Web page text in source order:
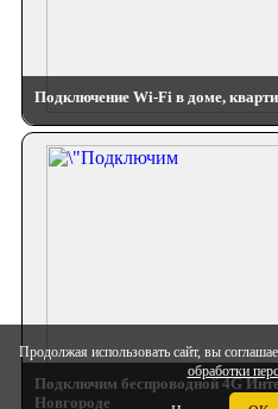
Продолжая использовать сайт, вы
обработки
Подключение Wi-Fi в доме,
Подключим беспроводной 4G
Новгороде